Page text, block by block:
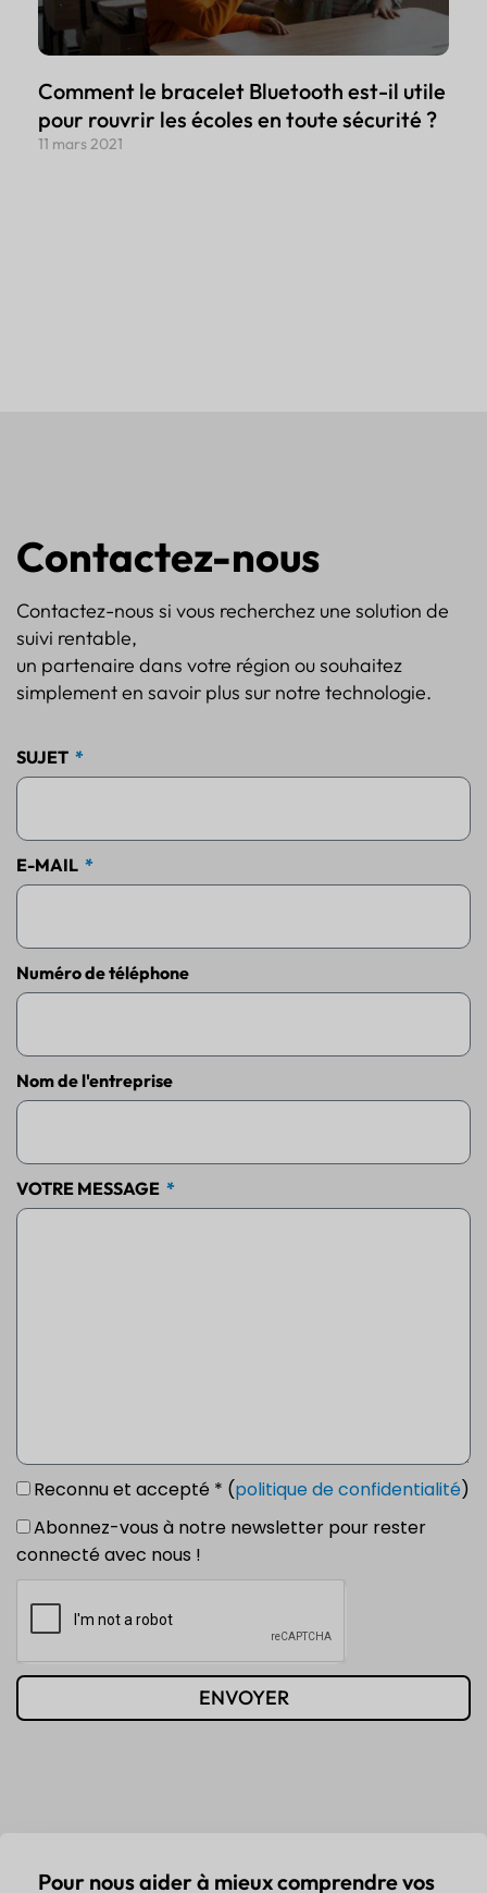
Comment le bracelet Bluetooth est-il utile
pour rouvrir les écoles en toute sécurité ?
11 mars 2021
Contactez-nous
Contactez-nous si vous recherchez une solution de
suivi rentable,
un partenaire dans votre région ou souhaitez
simplement en savoir plus sur notre technologie.
SUJET
E-MAIL
Numéro de téléphone
Nom de l'entreprise
VOTRE MESSAGE
Reconnu et accepté * (politique de confidentialité)
Abonnez-vous à notre newsletter pour rester
connecté avec nous !
ENVOYER
Pour nous aider à mieux comprendre vos